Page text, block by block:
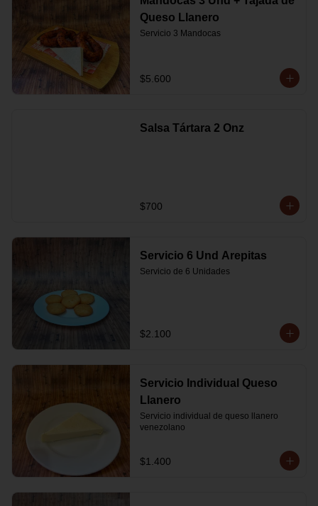
Queso Llanero
Servicio 3 Mandocas
$5.600
Salsa Tártara 2 Onz
$700
Servicio 6 Und Arepitas
Servicio de 6 Unidades
$2.100
Servicio Individual Queso
Llanero
Servicio individual de queso llanero
venezolano
$1.400